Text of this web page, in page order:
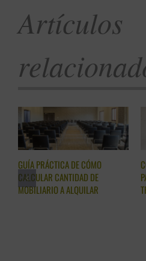
Artículos
GUÍA PRÁCTICA DE CÓMO
CALCULAR CANTIDAD DE
MOBILIARIO A ALQUILAR